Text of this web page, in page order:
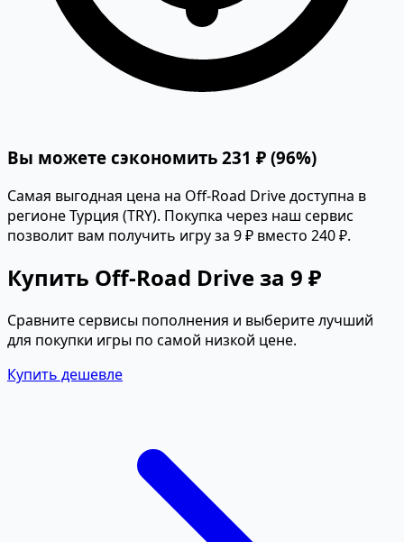
Вы можете сэкономить 231 ₽ (96%)
Самая выгодная цена на Off-Road Drive доступна в
регионе Турция (TRY). Покупка через наш сервис
позволит вам получить игру за 9 ₽ вместо 240 ₽.
Купить Off-Road Drive за 9 ₽
Сравните сервисы пополнения и выберите лучший
для покупки игры по самой низкой цене.
Купить дешевле